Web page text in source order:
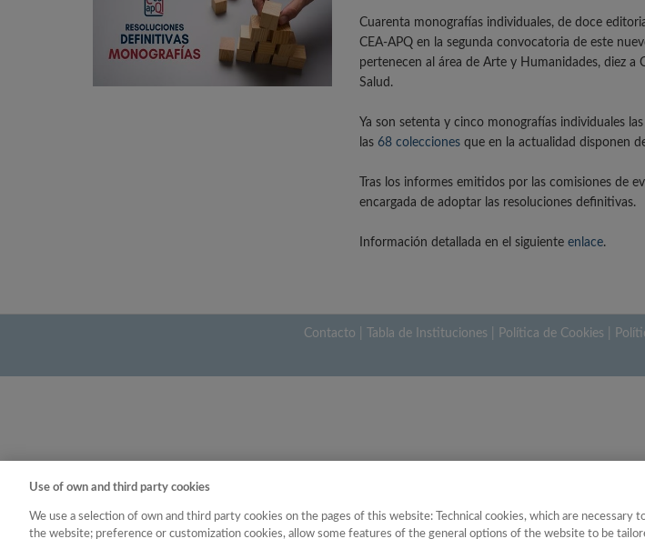
Cuarenta monografías individuales, de doce
CEA-APQ en la segunda convocatoria de este
pertenecen al área de Arte y Humanidades, diez a
Salud.
Ya son setenta y cinco monografías individuales
las 68 coleccionesque en la actualidad disponen
Tras los informes emitidos por las comisiones de
encargada de adoptar las resoluciones definitivas.
Información detallada en el siguiente enlace.
Contacto Tabla de Instituciones Política de Cookies
Use of own and third party cookies
We use a selection of own and third party cookies on the pages of this website: Technical cookies, which are necessary
the website; preference or customization cookies, allow some features of the general options of the website to be